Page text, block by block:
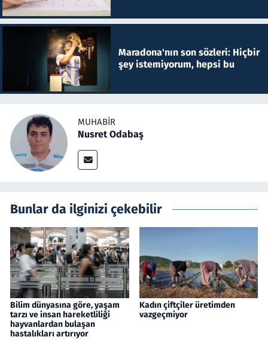
Maradona'nın son sözleri: Hiçbir
şey istemiyorum, hepsi bu
MUHABIR
Nusret Odabaş
Bunlar da ilginizi çekebilir
Bilim dünyasına göre, yaşam
tarzı ve insan hareketliliği
hayvanlardan bulaşan
hastalıkları artırıyor
Kadın çiftçiler üretimden
vazgeçmiyor